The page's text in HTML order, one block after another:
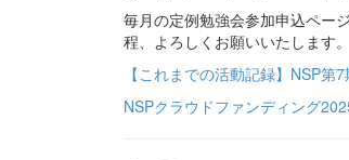
毎月の定例勉強会参加申込ペー
程、よろしくお願いいたします。
【これまでの活動記録】NSP第
NSPクラウドファンディング